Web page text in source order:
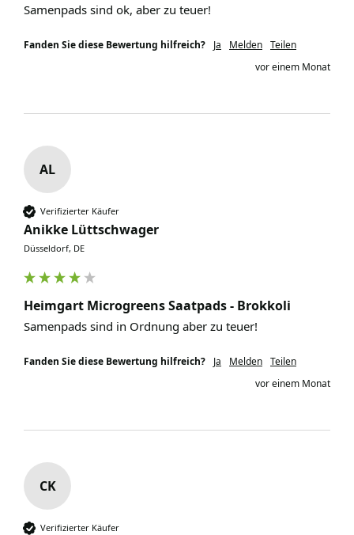
Samenpads sind ok, aber zu teuer!
Fanden Sie diese Bewertung hilfreich? Ja Melden Teilen
vor einem Monat
AL
Verifizierter Käufer
Anikke Lüttschwager
Düsseldorf, DE
Heimgart Microgreens Saatpads - Brokkoli
Samenpads sind in Ordnung aber zu teuer!
Fanden Sie diese Bewertung hilfreich? Ja Melden Teilen
vor einem Monat
CK
Verifizierter Käufer